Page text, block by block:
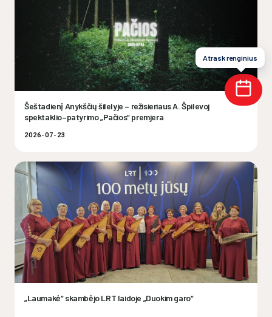
Šeštadienį Anykščių šilelyje – režisieriaus A. Špilevoj
spektaklio–patyrimo „Pačios“ premjera
2026-07-23
„Laumakė“ skambėjo LRT laidoje „Duokim garo“
Atrask renginius